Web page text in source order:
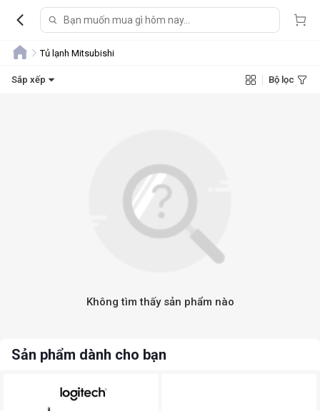
Tủ lạnh Mitsubishi
Sắp xếp Bộ lọc
Không tìm thấy sản phẩm nào
Sản phẩm dành cho bạn